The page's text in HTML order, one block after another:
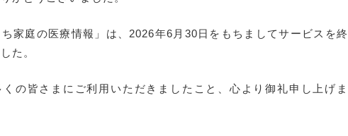
ち家庭の医療情報」は、2026年6月30日をもちましてサービスを終
た。
くの皆さまにご利用いただきましたこと、心より御礼申し上げま